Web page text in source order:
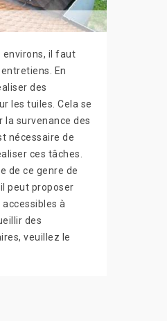
environs, il faut
En
des
les tuiles. Cela se
survenance des
nécessaire de
ces tâches.
de ce genre de
peut proposer
à
des
veuillez le